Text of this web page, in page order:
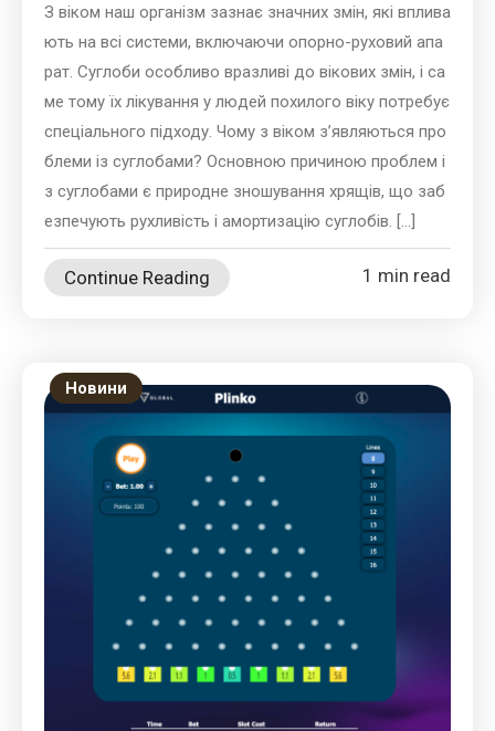
З віком наш організм зазнає значних змін, які вплива
ють на всі системи, включаючи опорно-руховий апа
рат. Суглоби особливо вразливі до вікових змін, і са
ме тому їх лікування у людей похилого віку потребує
спеціального підходу. Чому з віком з’являються про
блеми із суглобами? Основною причиною проблем і
з суглобами є природне зношування хрящів, що заб
езпечують рухливість і амортизацію суглобів. […]
Continue Reading 1 min read
Новини